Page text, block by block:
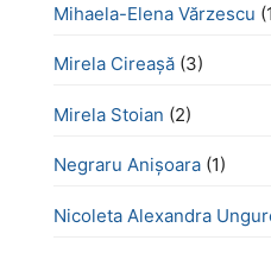
Mihaela-Elena Vărzescu
Mirela Cireașă (3)
Mirela Stoian (2)
Negraru Anișoara (1)
Nicoleta Alexandra